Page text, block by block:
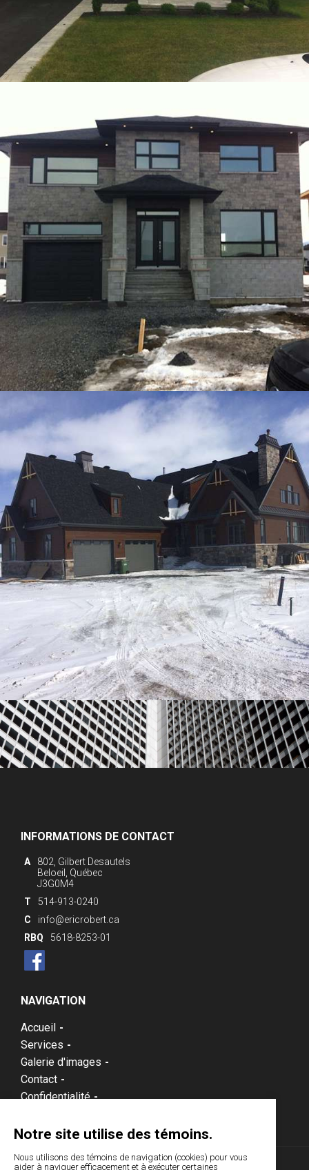
Notre site utilise des témoins.
Nous utilisons des témoins de navigation (cookies) pour vous
aider à naviguer efficacement et à exécuter certaines
INFORMATIONS DE CONTACT
A
802, Gilbert Desautels
Beloeil, Québec
J3G0M4
T
514-913-0240
C
info@ericrobert.ca
RBQ
5618-8253-01
NAVIGATION
Accueil -
Services -
Galerie d'images -
Contact -
Confidentialité -